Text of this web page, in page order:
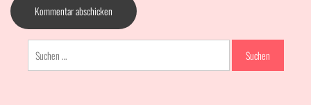
Suchen
nach: